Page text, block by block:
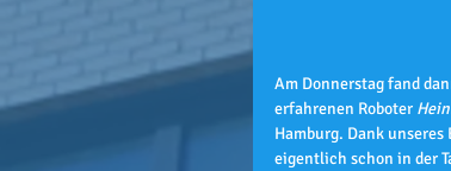
Am Donnerstag fand
erfahrenen Roboter
Hamburg. Dank
eigentlich schon in der